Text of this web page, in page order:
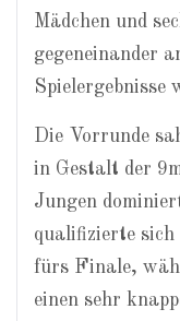
Mädchen und
gegeneinander
Spielergebnisse
Die Vorrunde
in Gestalt der
Jungen
qualifizierte sich
fürs Finale,
einen sehr